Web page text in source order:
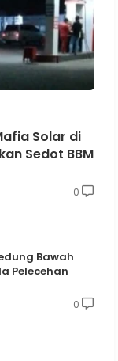
Solar di
Sedot BBM
0
Bawah
Pelecehan
0